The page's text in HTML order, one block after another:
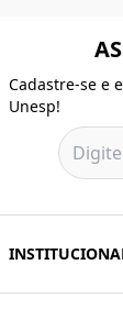
Cadastre-se e
Unesp!